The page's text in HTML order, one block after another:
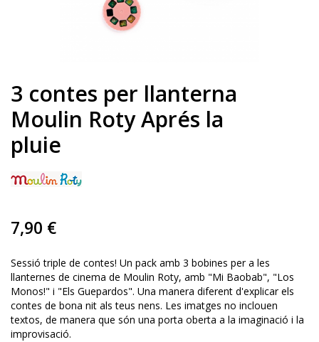
3 contes per llanterna
Moulin Roty Aprés la
pluie
7,90 €
Sessió triple de contes! Un pack amb 3 bobines per a les
llanternes de cinema de Moulin Roty, amb "Mi Baobab", "Los
Monos!" i "Els Guepardos". Una manera diferent d'explicar els
contes de bona nit als teus nens. Les imatges no inclouen
textos, de manera que són una porta oberta a la imaginació i la
improvisació.